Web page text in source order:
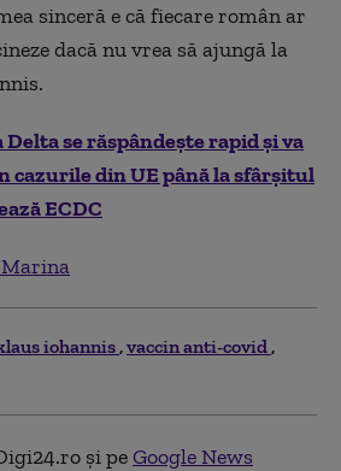
sinceră e că fiecare român ar
dacă nu vrea să ajungă la
se răspândește rapid și va
cazurile din UE până la sfârșitul
ECDC
iohannis vaccin anti-covid
și peGoogle News